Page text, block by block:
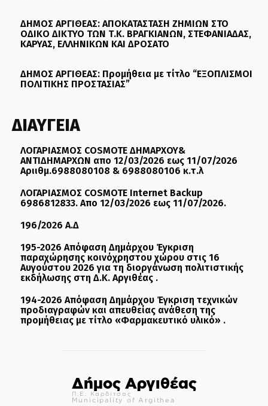
ΔΗΜΟΣ ΑΡΓΙΘΕΑΣ: ΑΠΟΚΑΤΑΣΤΑΣΗ ΖΗΜΙΩΝ ΣΤΟ
ΟΔΙΚΟ ΔΙΚΤΥΟ ΤΩΝ Τ.Κ. ΒΡΑΓΚΙΑΝΩΝ, ΣΤΕΦΑΝΙΑΔΑΣ,
ΚΑΡΥΑΣ, ΕΛΛΗΝΙΚΩΝ ΚΑΙ ΔΡΟΣΑΤΟ
ΔΗΜΟΣ ΑΡΓΙΘΕΑΣ: Προμήθεια με τίτλο “ΕΞΟΠΛΙΣΜΟΙ
ΠΟΛΙΤΙΚΗΣ ΠΡΟΣΤΑΣΙΑΣ”
ΔΙΑΥΓΕΙΑ
ΛΟΓΑΡΙΑΣΜΟΣ COSMOTE ΔΗΜΑΡΧΟΥ&
ΑΝΤΙΔΗΜΑΡΧΩΝ απο 12/03/2026 εως 11/07/2026
Αριιθμ.6988080108 & 6988080106 κ.τ.λ
ΛΟΓΑΡΙΑΣΜΟΣ COSMOTE Internet Backup
6986812833. Απο 12/03/2026 εως 11/07/2026.
196/2026 Α.Δ
195-2026 Απόφαση Δημάρχου Έγκριση
παραχώρησης κοινόχρηστου χώρου στις 16
Αυγούστου 2026 για τη διοργάνωση πολιτιστικής
εκδήλωσης στη Δ.Κ. Αργιθέας .
194-2026 Απόφαση Δημάρχου Έγκριση τεχνικών
προδιαγραφών και απευθείας ανάθεση της
προμήθειας με τίτλο «Φαρμακευτικό υλικό» .
Δήμος Αργιθέας
Π.Ε. Καρδίτσας
Municipality of Argithea